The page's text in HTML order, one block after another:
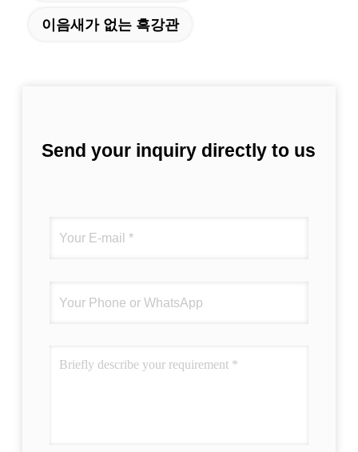
이음새가 없는 흑강관
Send your inquiry directly to us